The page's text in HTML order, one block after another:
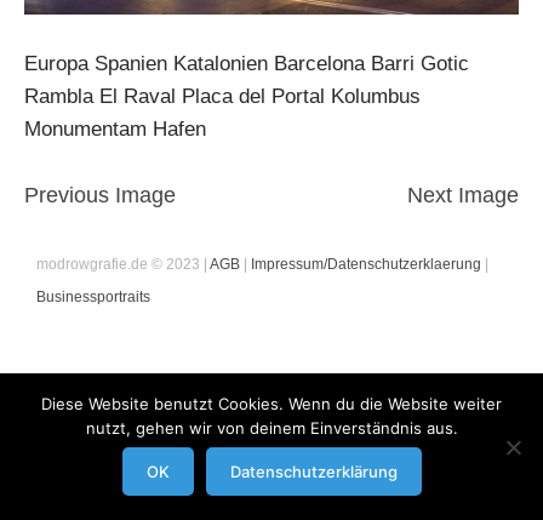
Europa Spanien Katalonien Barcelona Barri Gotic
Rambla El Raval Placa del Portal Kolumbus
Monumentam Hafen
Previous Image Next Image
modrowgrafie.de © 2023 | AGB| Impressum/Datenschutzerklaerung
Businessportraits
Diese Website benutzt Cookies. Wenn du die Website weiter
nutzt, gehen wir von deinem Einverständnis aus.
OK Datenschutzerklärung